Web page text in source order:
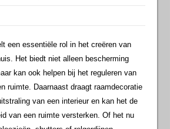
een essentiële rol in het creëren van
Het biedt niet alleen bescherming
kan ook helpen bij het reguleren van
ruimte. Daarnaast draagt raamdecoratie
van een interieur en kan het de
van een ruimte versterken. Of het nu